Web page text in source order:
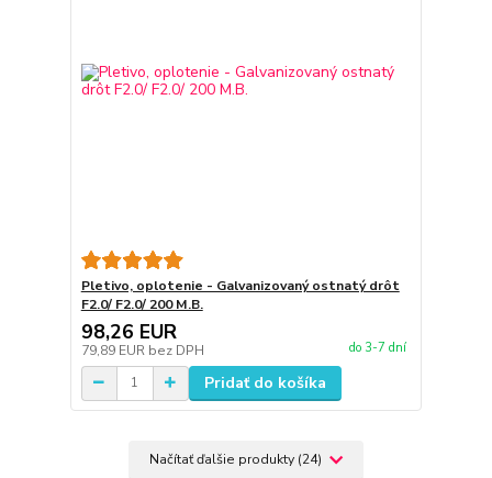
Pletivo, oplotenie - Galvanizovaný ostnatý drôt
F2.0/ F2.0/ 200 M.B.
98,26 EUR
79,89 EUR bez DPH do 3-7 dní
Pridať do košíka
Načítať ďalšie produkty (24)